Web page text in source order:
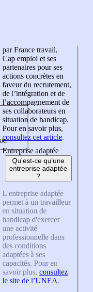
par France travail,
Cap emploi et ses
partenaires pour ses
actions concrètes en
faveur du recrutement,
de l’intégration et de
l’accompagnement de
ses collaborateurs en
situation de handicap.
Pour en savoir plus,
consultez cet article.
Entreprise adaptée
Qu'est-ce qu'une
entreprise adaptée
?
L'entreprise adaptée
permet à un travailleur
en situation de
handicap d'exercer
une activité
professionnelle dans
des conditions
adaptées à ses
capacités. Pour en
savoir plus, consultez
le site de l’UNEA.